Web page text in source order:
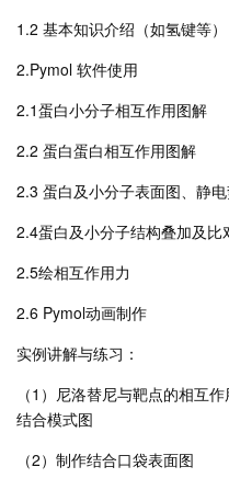
1.2 基本知识介绍（如氢键等）
2.Pymol 软件使用
2.1蛋白小分子相互作用图解
2.2 蛋白蛋白相互作用图解
2.3 蛋白及小分子表面图、静
2.4蛋白及小分子结构叠加及比
2.5绘相互作用力
2.6 Pymol动画制作
实例讲解与练习：
（1）尼洛替尼与靶点的相互
结合模式图
（2）制作结合口袋表面图